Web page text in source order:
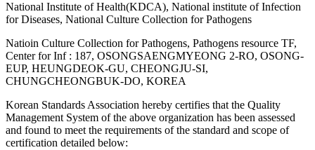
National Institute of Health(KDCA), National institute of Infection
for Diseases, National Culture Collection for Pathogens
Natioin Culture Collection for Pathogens, Pathogens resource TF,
Center for Inf : 187, OSONGSAENGMYEONG 2-RO, OSONG-
EUP, HEUNGDEOK-GU, CHEONGJU-SI,
CHUNGCHEONGBUK-DO, KOREA
Korean Standards Association hereby certifies that the Quality
Management System of the above organization has been assessed
and found to meet the requirements of the standard and scope of
certification detailed below: